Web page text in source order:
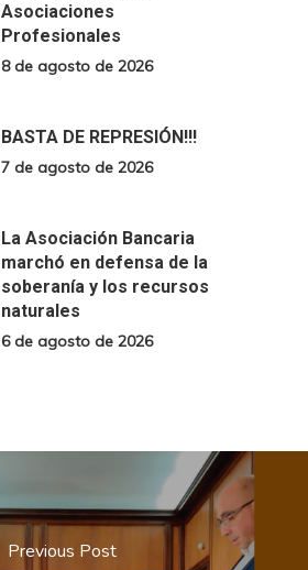
Asociaciones
Profesionales
8 de agosto de 2026
BASTA DE REPRESIÓN!!!
7 de agosto de 2026
La Asociación Bancaria
marchó en defensa de la
soberanía y los recursos
naturales
6 de agosto de 2026
Previous Post